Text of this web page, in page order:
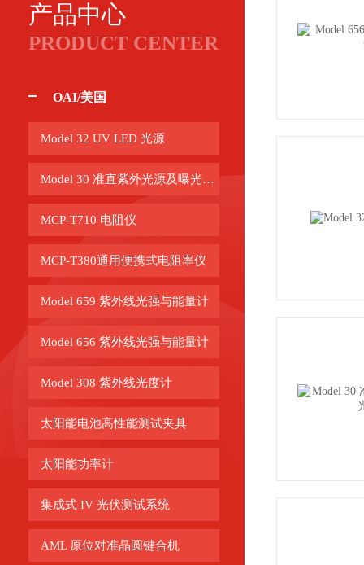
产品中心
PRODUCT CENTER
OAI/美国
Model 32 UV LED 光源
Model 30 准直紫外光源及曝光系统
MCP-T710 电阻仪
MCP-T380通用便携式电阻率仪
Model 659 紫外线光强与能量计
Model 656 紫外线光强与能量计
Model 308 紫外线光度计
太阳能电池高性能测试夹具
太阳能功率计
集成式 IV 光伏测试系统
AML 原位对准晶圆键合机